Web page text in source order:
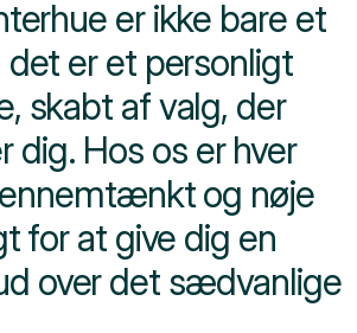
er ikke bare et
er et personligt
skabt af valg, der
dig. Hos os er hver
og nøje
for at give dig en
over det sædvanlige